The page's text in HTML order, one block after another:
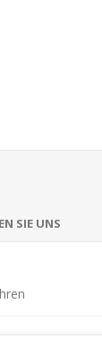
SIE UNS